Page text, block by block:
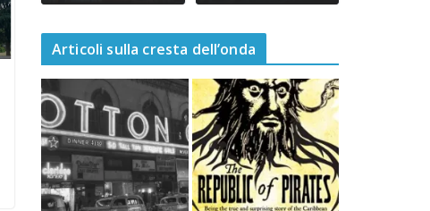
Articoli sulla cresta dell’onda